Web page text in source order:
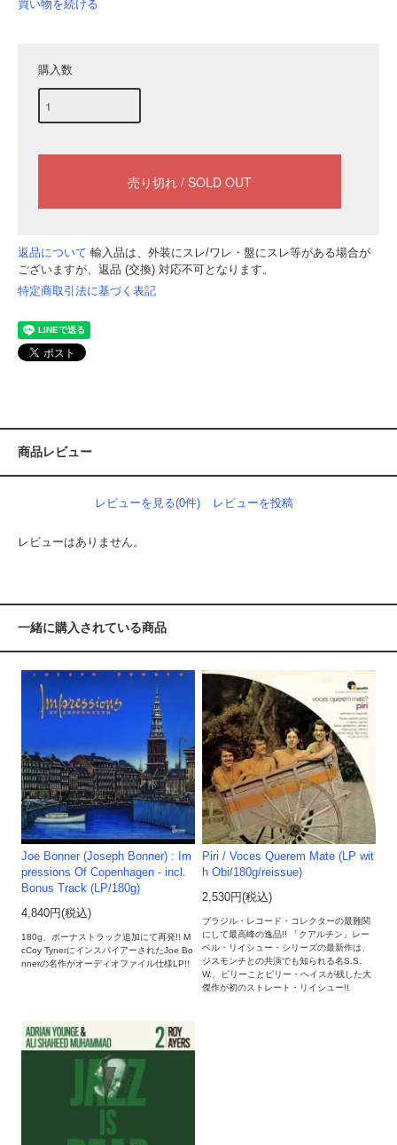
買い物を続ける
購入数
返品について 輸入品は、外装にスレ/ワレ・盤にスレ等がある場合が
ございますが、返品 (交換) 対応不可となります。
特定商取引法に基づく表記
商品レビュー
レビューを見る(0件) レビューを投稿
レビューはありません。
一緒に購入されている商品
Joe Bonner (Joseph Bonner) : Im
pressions Of Copenhagen - incl.
Bonus Track (LP/180g)
4,840円(税込)
180g、ボーナストラック追加にて再発!! M
cCoy TynerにインスパイアーされたJoe Bo
nnerの名作がオーディオファイル仕様LP!!
Piri / Voces Querem Mate (LP wit
h Obi/180g/reissue)
2,530円(税込)
ブラジル・レコード・コレクターの最難関
にして最高峰の逸品!! 「クアルチン」レー
ベル・リイシュー・シリーズの最新作は、
ジスモンチとの共演でも知られる名S.S.
W.、ピリーことピリー・ヘイスが残した大
傑作が初のストレート・リイシュー!!